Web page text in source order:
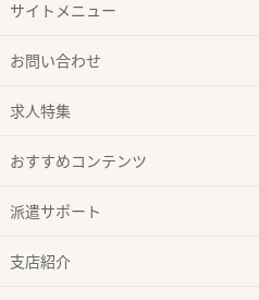
サイトメニュー
お問い合わせ
求人特集
おすすめコンテンツ
派遣サポート
支店紹介